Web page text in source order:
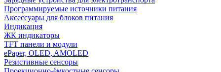
Программируемые источники питания
Аксессуары для блоков питания
Индикация
ЖК индикаторы
TFT панели и модули
ePaper, OLED, AMOLED
Резистивные сенсоры